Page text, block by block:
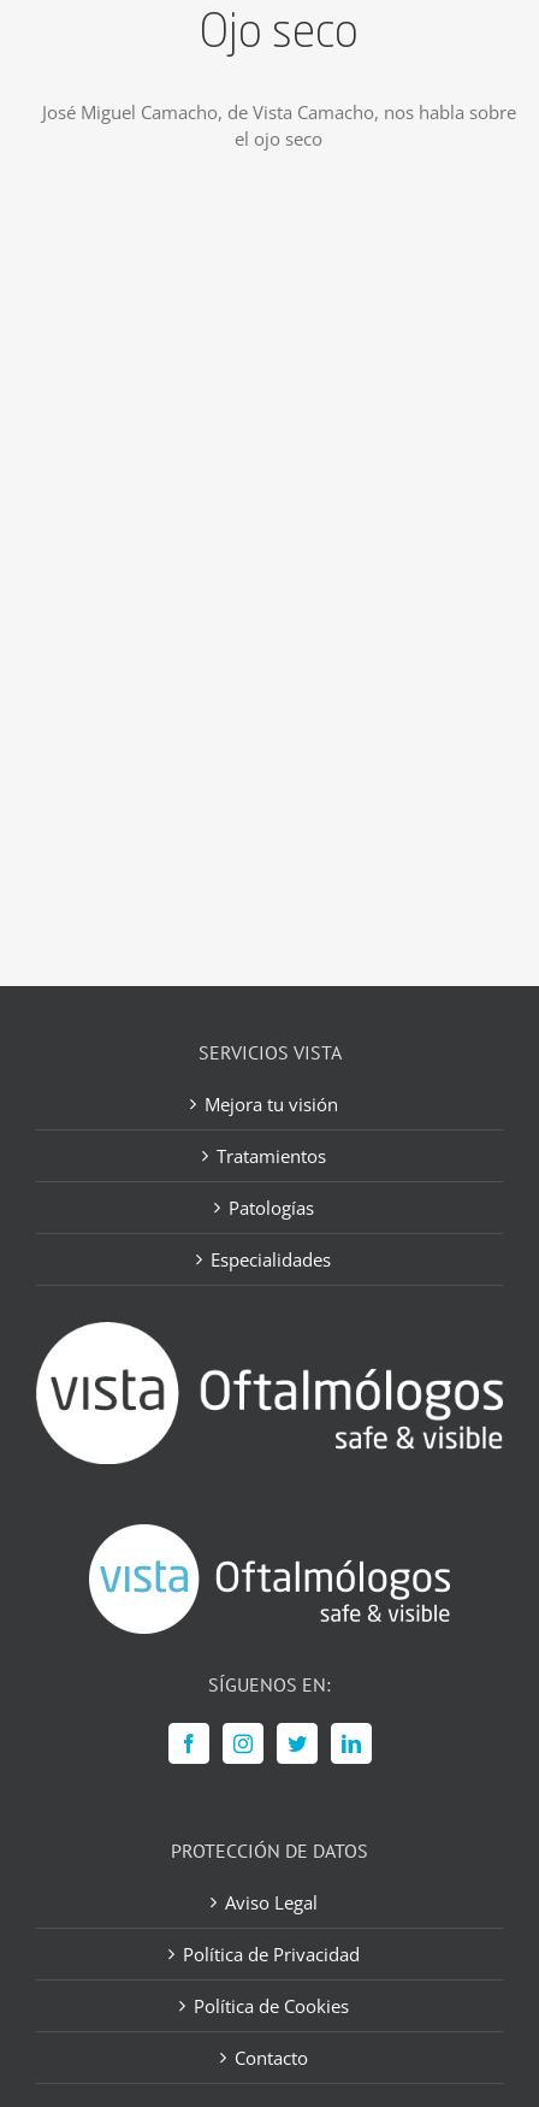
Ojo seco
José Miguel Camacho, de Vista Camacho, nos habla sobre
el ojo seco
SERVICIOS VISTA
Mejora tu visión
Tratamientos
Patologías
Especialidades
SÍGUENOS EN:
PROTECCIÓN DE DATOS
Aviso Legal
Política de Privacidad
Política de Cookies
Contacto